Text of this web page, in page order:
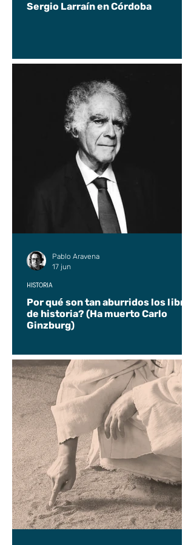
Sergio Larraín en Córdoba
Por qué son tan aburridos los libros
de historia? (Ha muerto Carlo
Ginzburg)
HISTORIA
Pablo Aravena
17 jun